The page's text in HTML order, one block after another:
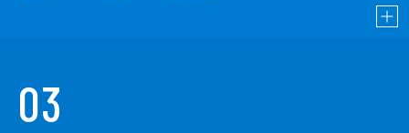
03